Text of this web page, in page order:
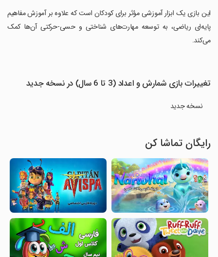
این بازی یک ابزار آموزشی مؤثر برای کودکان است که علاوه بر آموزش مفاهیم
پایه‌ای ریاضی، به توسعه مهارت‌های شناختی و حسی-حرکتی آن‌ها کمک
می‌کند.
تغییرات بازی شمارش و اعداد (3 تا 6 سال) در نسخه جدید
نسخه جدید
رایگان تماشا کن